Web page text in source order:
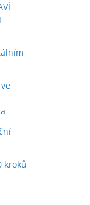
kroků